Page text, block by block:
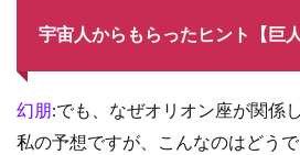
宇宙人からもらったヒント【巨人
幻朋:でも、なぜオリオン座が関係
私の予想ですが、こんなのはどう